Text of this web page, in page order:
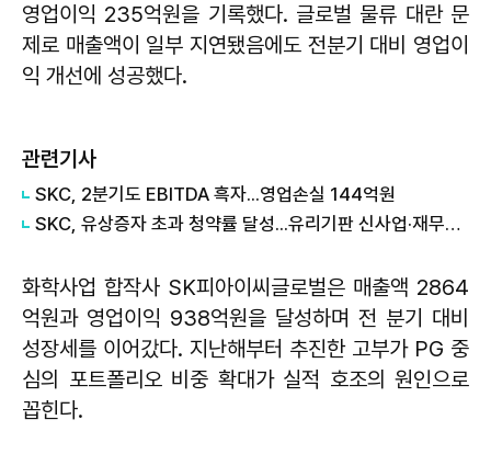
영업이익 235억원을 기록했다. 글로벌 물류 대란 문
제로 매출액이 일부 지연됐음에도 전분기 대비 영업이
익 개선에 성공했다.
관련기사
SKC, 2분기도 EBITDA 흑자...영업손실 144억원
SKC, 유상증자 초과 청약률 달성...유리기판 신사업·재무개선 가속화
화학사업 합작사 SK피아이씨글로벌은 매출액 2864
억원과 영업이익 938억원을 달성하며 전 분기 대비
성장세를 이어갔다. 지난해부터 추진한 고부가 PG 중
심의 포트폴리오 비중 확대가 실적 호조의 원인으로
꼽힌다.